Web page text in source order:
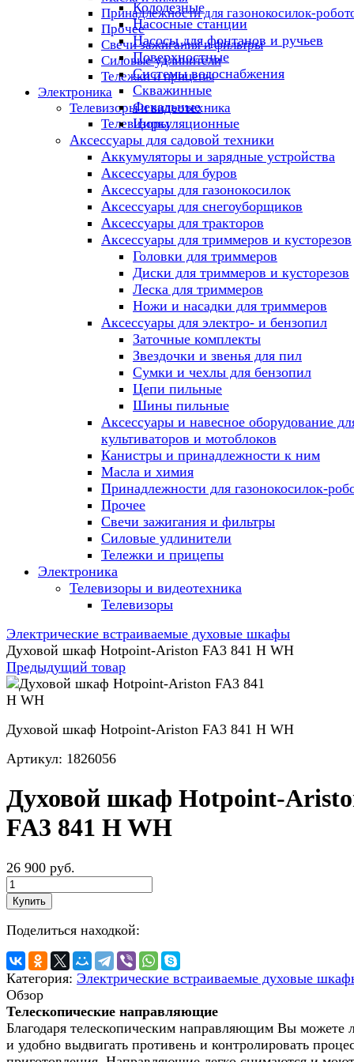
Принадлежности для газонокосилок-
Прочее
Свечи зажигания и фильтры
Силовые удлинители
Тележки и прицепы
Электроника
Телевизоры и видеотехника
Телевизоры
Колодезные
Насосные станции
Насосы для фонтанов и ручьев
Поверхностные
Системы водоснабжения
Скважинные
Фекальные
Циркуляционные
Аксессуары для садовой техники
Аккумуляторы и зарядные устройства
Аксессуары для буров
Аксессуары для газонокосилок
Аксессуары для снегоуборщиков
Аксессуары для тракторов
Аксессуары для триммеров и кусторезов
Головки для триммеров
Диски для триммеров и кусторезов
Леска для триммеров
Ножи и насадки для триммеров
Аксессуары для электро- и бензопил
Заточные комплекты
Звездочки и звенья для пил
Сумки и чехлы для бензопил
Цепи пильные
Шины пильные
Аксессуары и навесное оборудование
культиваторов и мотоблоков
Канистры и принадлежности к ним
Масла и химия
Принадлежности для газонокосилок-
Прочее
Свечи зажигания и фильтры
Силовые удлинители
Тележки и прицепы
Электроника
Телевизоры и видеотехника
Телевизоры
Электрические встраиваемые духовые шкафы
Духовой шкаф Hotpoint-Ariston FA3 841 H WH
Предыдущий товар
Духовой шкаф Hotpoint-Ariston FA3 841 H WH
Артикул: 1826056
Духовой шкаф Hotpoint-
FA3 841 H WH
26 900 руб.
Купить
Поделиться находкой:
Категория: Электрические встраиваемые духовые
Обзор
Телескопические направляющие
Благодаря телескопическим направляющим Вы можете
и удобно выдвигать противень и контролировать